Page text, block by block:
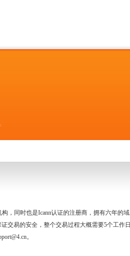
，同时也是Icann认证的注册商，拥有六年的
交易的安全，整个交易过程大概需要5个工作日
。